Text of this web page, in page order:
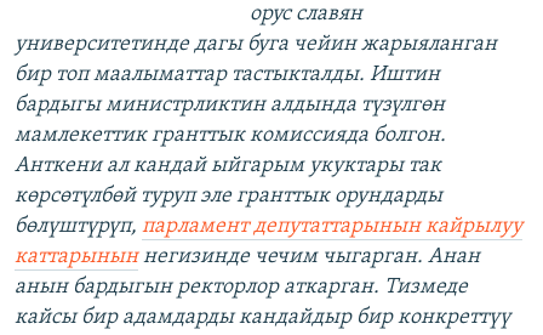
орус славян
университетинде дагы буга чейин жарыяланган
бир топ маалыматтар тастыкталды. Иштин
бардыгы министрликтин алдында түзүлгөн
мамлекеттик гранттык комиссияда болгон.
Анткени ал кандай ыйгарым укуктары так
көрсөтүлбөй туруп эле гранттык орундарды
бөлүштүрүп, парламент депутаттарынын кайрылуу
каттарыныннегизинде чечим чыгарган. Анан
анын бардыгын ректорлор аткарган. Тизмеде
кайсы бир адамдарды кандайдыр бир конкреттүү